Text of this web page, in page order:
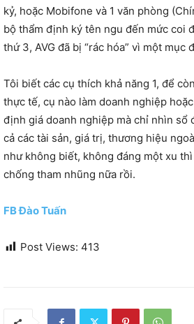
kỷ, hoặc Mobifone và 1 văn phòng
bộ thẩm định ký tên ngu đến mức coi
thứ 3, AVG đã bị “rác hóa” vì một mục
Tôi biết các cụ thích khả năng 1, để
thực tế, cụ nào làm doanh nghiệp
định giá doanh nghiệp mà chỉ nhìn sổ
cả các tài sản, giá trị, thương hiệu
như không biết, không đáng một xu
chống tham nhũng nữa rồi.
FB Đào Tuấn
Post Views: 413